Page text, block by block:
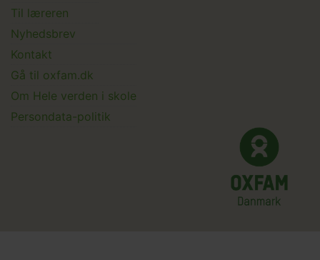
Til læreren
Main
Submenu
Nyhedsbrev
Kontakt
Gå til oxfam.dk
Om Hele verden i skole
Persondata-politik